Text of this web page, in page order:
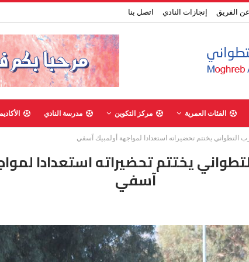
الفريق إنجازات النادي اتصل بنا
الفئات العمرية مركز التكوين مدرسة النادي
التطواني يختتم تحضيراته استعدادا لمواجهة أولمبيك آسفي
يختتم تحضيراته استعدادا
آسفي